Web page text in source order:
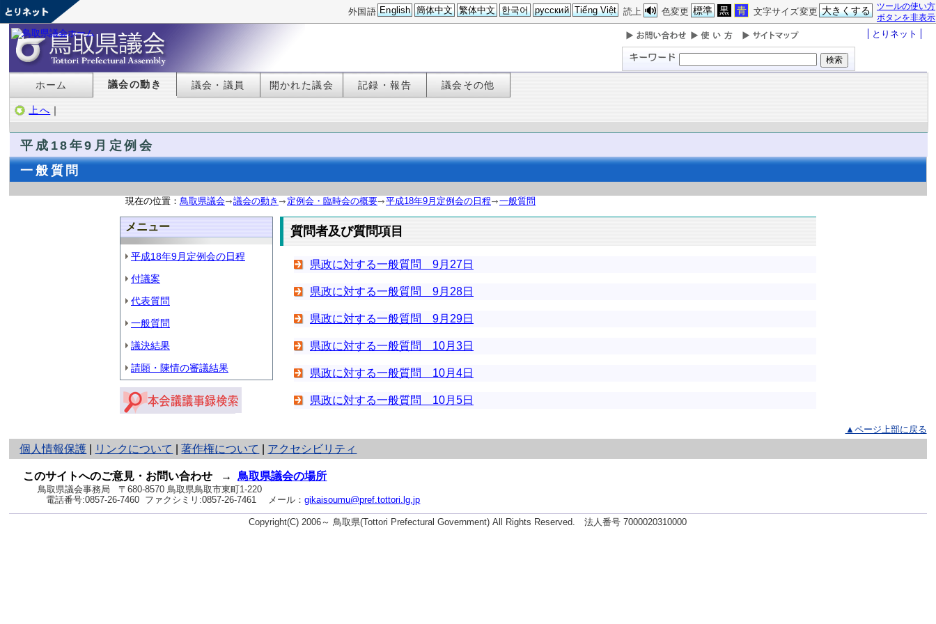
ツールの使い方
ボタンを非表示
文字サイズ変更 大きくする
色変更 標準 黒 青
読上
外国語 English 簡体中文 繁体中文 한국어 русский Tiếng Việt
とりネット
ホーム 議会の動き 議会・議員 開かれた議会 記録・報告 議会その他
上へ ｜
平成18年9月定例会
一般質問
現在の位置： 鳥取県議会 議会の動き 定例会・臨時会の概要 平成18年9月定例会の日程 一般質問
メニュー
平成18年9月定例会の日程
付議案
代表質問
一般質問
議決結果
請願・陳情の審議結果
質問者及び質問項目
県政に対する一般質問 9月27日
県政に対する一般質問 9月28日
県政に対する一般質問 9月29日
県政に対する一般質問 10月3日
県政に対する一般質問 10月4日
県政に対する一般質問 10月5日
▲ページ上部に戻る
個人情報保護
と
り
ネ
ッ
ト
へ
リンクについて |著作権について アクセシビリティ
このサイトへのご意見・お問い合わせ →鳥取県議会の場所
鳥取県議会事務局
〒680-8570 鳥取県鳥取市東町1-220
電話番号:0857-26-7460 ファクシミリ:0857-26-7461 メール：gikaisoumu@pref.tottori.lg.jp
Copyright(C) 2006～ 鳥取県(Tottori Prefectural Government) All Rights Reserved. 法人番号 7000020310000